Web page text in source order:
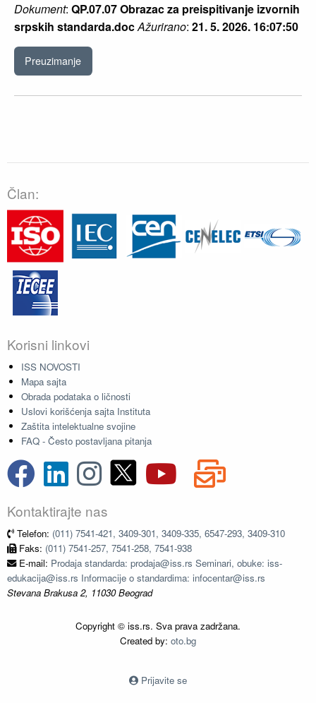
Dokument: QP.07.07 Obrazac za preispitivanje izvornih
srpskih standarda.docAžurirano: 21. 5. 2026. 16:07:50
Preuzimanje
Član:
Korisni linkovi
ISS NOVOSTI
Mapa sajta
Obrada podataka o ličnosti
Uslovi korišćenja sajta Instituta
Zaštita intelektualne svojine
FAQ - Često postavljana pitanja
Kontaktirajte nas
Telefon: (011) 7541-421, 3409-301, 3409-335, 6547-293, 3409-310
Faks: (011) 7541-257, 7541-258, 7541-938
E-mail: Prodaja standarda: prodaja@iss.rs Seminari, obuke: iss-
edukacija@iss.rs Informacije o standardima: infocentar@iss.rs
Stevana Brakusa 2, 11030 Beograd
Copyright © iss.rs. Sva prava zadržana.
Created by: oto.bg
Prijavite se